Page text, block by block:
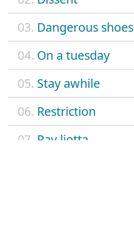
03. Dangerous shoes
04. On a tuesday
05. Stay awhile
06. Restriction
07. Ray liotta